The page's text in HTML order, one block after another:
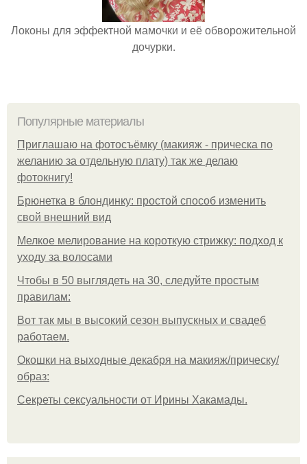
Локоны для эффектной мамочки и её обворожительной
дочурки.
Популярные материалы
Приглашаю на фотосъёмку (макияж - прическа по
желанию за отдельную плату) так же делаю
фотокнигу!
Брюнетка в блондинку: простой способ изменить
свой внешний вид
Мелкое мелирование на короткую стрижку: подход к
уходу за волосами
Чтобы в 50 выглядеть на 30, следуйте простым
правилам:
Вот так мы в высокий сезон выпускных и свадеб
работаем.
Окошки на выходные декабря на макияж/прическу/
образ:
Секреты сексуальности от Ирины Хакамады.